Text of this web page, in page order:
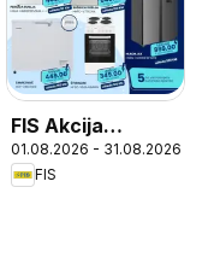
FIS Akcija
Heinner
01.08.2026 - 31.08.2026
FIS